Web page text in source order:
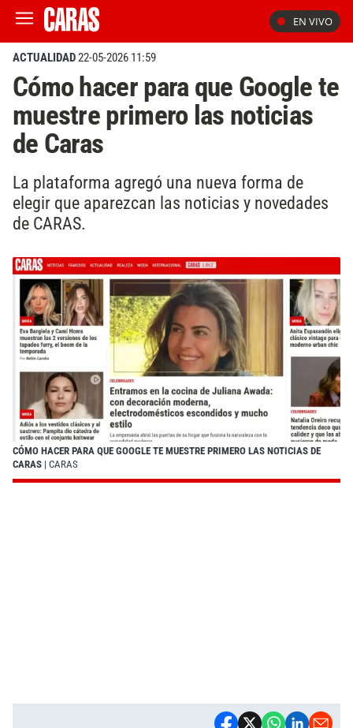
EN VIVO
ACTUALIDAD22-05-2026 11:59
Cómo hacer para que Google te
muestre primero las noticias
de Caras
La plataforma agregó una nueva forma de
elegir que aparezcan las noticias y novedades
de CARAS.
CÓMO HACER PARA QUE GOOGLE TE MUESTRE PRIMERO LAS NOTICIAS DE
CARAS | CARAS